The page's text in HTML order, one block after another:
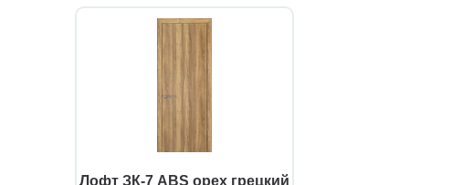
Лофт ЗК-7 ABS орех грецкий